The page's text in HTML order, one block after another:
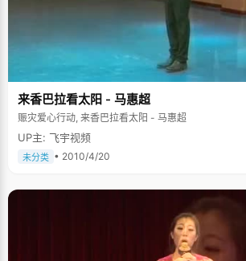
来香巴拉看太阳 - 马惠超
赈灾爱心行动, 来香巴拉看太阳 - 马惠超
UP主: 飞宇视频
未分类 • 2010/4/20